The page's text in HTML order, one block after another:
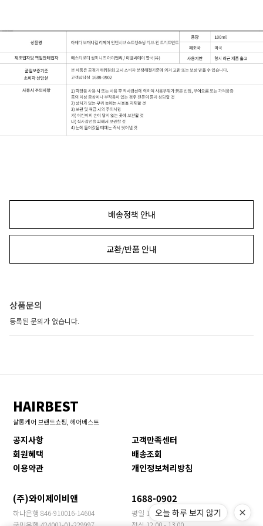
배송정책 안내
교환/반품 안내
상품문의
등록된 문의가 없습니다.
HAIRBEST
살롱케어 브랜드쇼핑, 헤어베스트
공지사항
고객만족센터
회원혜택
배송조회
이용약관
개인정보처리방침
(주)와이제이비앤 1688-0902
하나은행 846-910016-14604
평일 10:00 - 17:00
오늘 하루 보지 않기